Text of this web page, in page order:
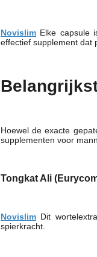
Novislim Elke capsule
effectief supplement dat
Hoewel de exacte
supplementen voor
Tongkat Ali
Novislim Dit
spierkracht.